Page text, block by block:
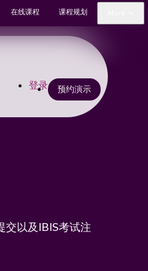
在线课程 课程规划
登录 预约演示
以及IBIS考试注